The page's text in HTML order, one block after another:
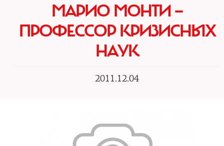
МАРИО МОНТИ —
ПРОФЕССОР КРИЗИСНЫХ
НАУК
2011.12.04